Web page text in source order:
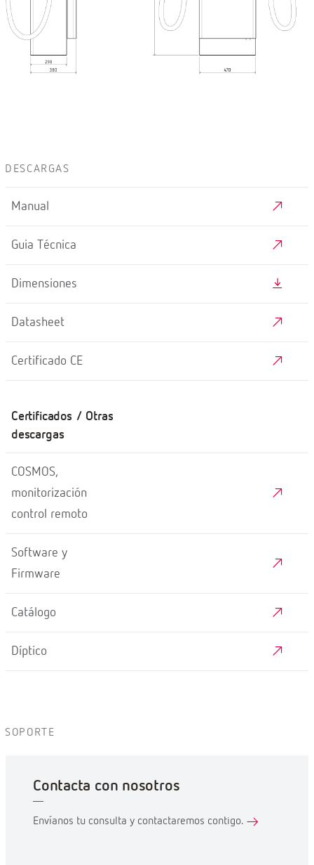
DESCARGAS
Manual
Guia Técnica
Dimensiones
Datasheet
Certificado CE
Certificados / Otras
descargas
COSMOS,
monitorización
control remoto
Software y
Firmware
Catálogo
Díptico
SOPORTE
Contacta con nosotros
Envíanos tu consulta y contactaremos contigo.